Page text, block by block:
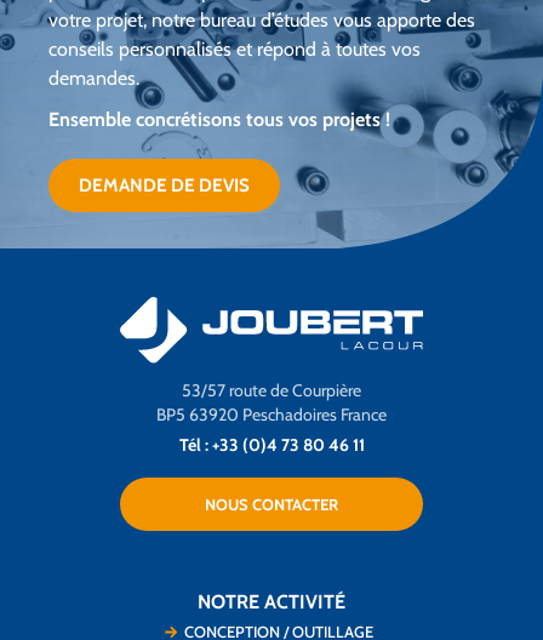
votre projet, notre bureau d’études vous apporte des
conseils personnalisés et répond à toutes vos
demandes.
Ensemble concrétisons tous vos projets !
DEMANDE DE DEVIS
53/57 route de Courpière
BP5 63920 Peschadoires France
Tél : +33 (0)4 73 80 46 11
NOUS CONTACTER
NOTRE ACTIVITÉ
CONCEPTION / OUTILLAGE